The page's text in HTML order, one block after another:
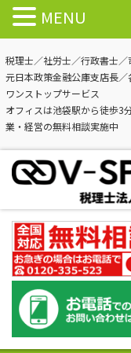
税理士／社労士／行政書士
元日本政策金融公庫支店長
ワンストップサービス
オフィスは池袋駅から徒歩3
業・経営の無料相談実施中
MENU